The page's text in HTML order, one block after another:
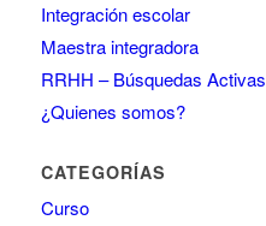
Integración escolar
Maestra integradora
RRHH – Búsquedas Activas
¿Quienes somos?
CATEGORÍAS
Curso